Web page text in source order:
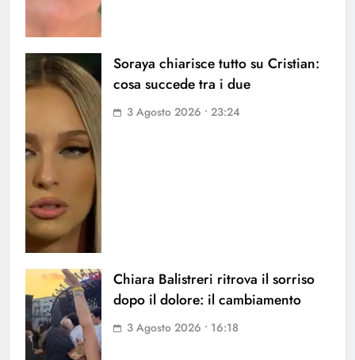
Soraya chiarisce tutto su Cristian:
cosa succede tra i due
3 Agosto 2026 • 23:24
Chiara Balistreri ritrova il sorriso
dopo il dolore: il cambiamento
3 Agosto 2026 • 16:18